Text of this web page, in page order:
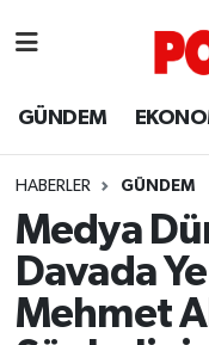
GÜNDEM
HABERLER GÜNDEM
Medya
Davada
Mehmet
Ayvalık
Balya
Bandırma
Bigadiç
Balıkesir Hava
Balıkesir
Balıkesir Trafik
Süper Lig